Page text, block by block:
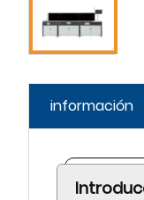
información